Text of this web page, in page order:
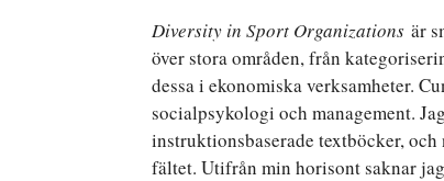
Diversity in Sport Organizations är
över stora områden, från
dessa i ekonomiska verksamheter.
socialpsykologi och management.
instruktionsbaserade textböcker,
fältet. Utifrån min horisont saknar